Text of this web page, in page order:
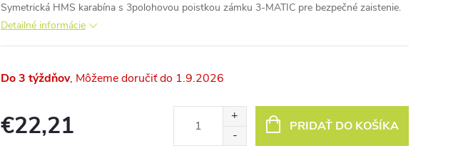
Symetrická HMS karabína s 3polohovou poistkou zámku 3-MATIC pre bezpečné zaistenie.
Detailné informácie
Do 3 týždňov 1.9.2026
€22,21 PRIDAŤ DO KOŠÍKA